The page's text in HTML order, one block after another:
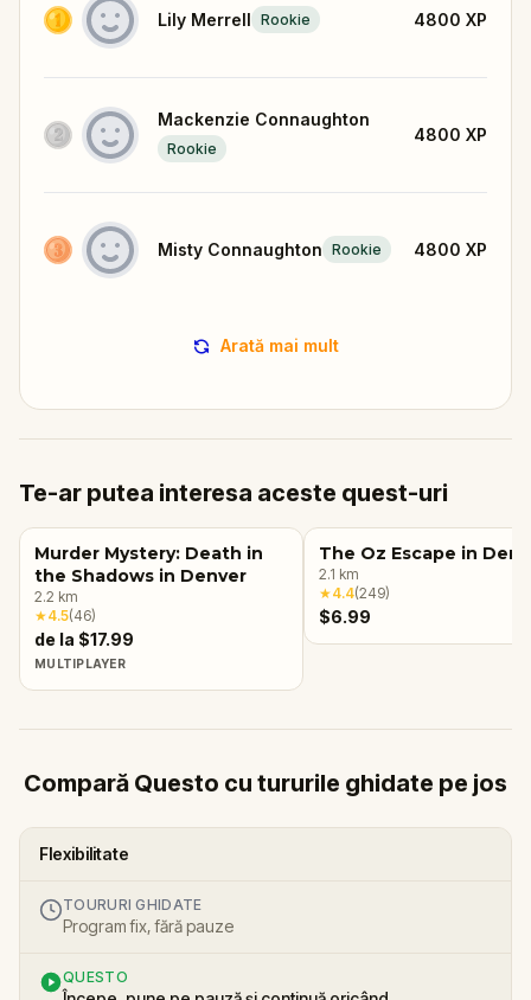
Lily Merrell Rookie 4800 XP
Mackenzie Connaughton
Rookie
4800 XP
Misty Connaughton Rookie 4800 XP
Arată mai mult
Te-ar putea interesa aceste quest-uri
Murder Mystery: Death in
the Shadows in Denver
2.2 km
★4.5(46)
de la $17.99
MULTIPLAYER
The Oz Escape in
2.1 km
★4.4(249)
$6.99
Compară Questo cu tururile ghidate pe jos
Flexibilitate
TOURURI GHIDATE
Program fix, fără pauze
QUESTO